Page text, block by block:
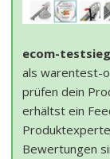
ecom-
als warentest-
prüfen dein
erhältst ein
Bewertungen